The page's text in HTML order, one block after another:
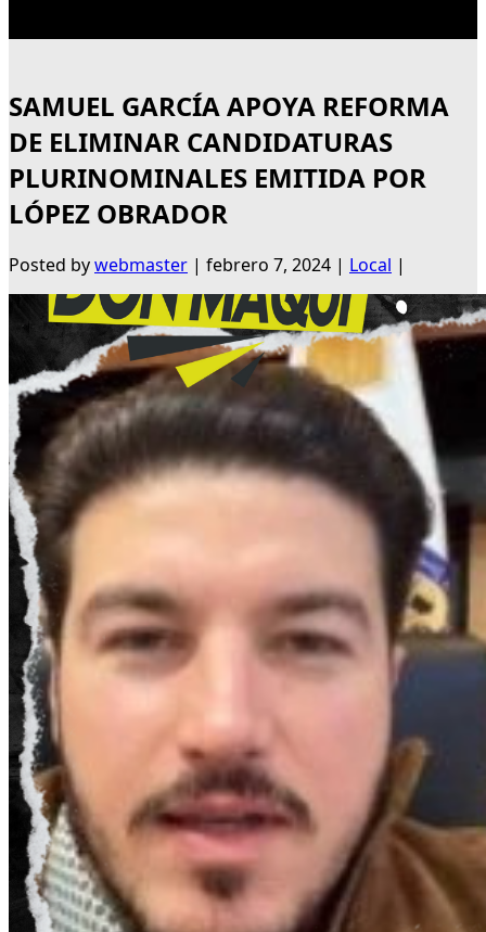
SAMUEL GARCÍA APOYA REFORMA
DE ELIMINAR CANDIDATURAS
PLURINOMINALES EMITIDA POR
LÓPEZ OBRADOR
Posted bywebmaster | febrero 7, 2024 | Local |